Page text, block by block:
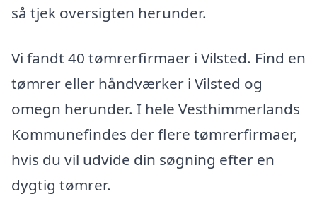
så tjek oversigten herunder.
Vi fandt 40 tømrerfirmaer i Vilsted. Find en
tømrer eller håndværker i Vilsted og
omegn herunder. I hele Vesthimmerlands
Kommunefindes der flere tømrerfirmaer,
hvis du vil udvide din søgning efter en
dygtig tømrer.